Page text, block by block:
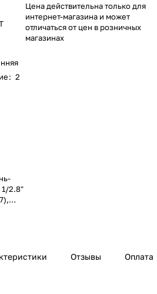
: 2
1/2.8"
Цена действительна только для
интернет-магазина и может
отличаться от цен в розничных
магазинах
Отзывы Оплата